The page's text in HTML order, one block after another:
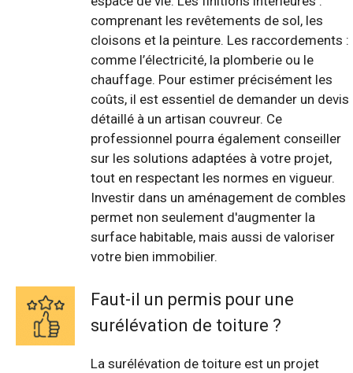
comprenant les revêtements de sol, les
cloisons et la peinture. Les raccordements :
comme l’électricité, la plomberie ou le
chauffage. Pour estimer précisément les
coûts, il est essentiel de demander un devis
détaillé à un artisan couvreur. Ce
professionnel pourra également conseiller
sur les solutions adaptées à votre projet,
tout en respectant les normes en vigueur.
Investir dans un aménagement de combles
permet non seulement d'augmenter la
surface habitable, mais aussi de valoriser
votre bien immobilier.
Faut-il un permis pour une
surélévation de toiture ?
La surélévation de toiture est un projet